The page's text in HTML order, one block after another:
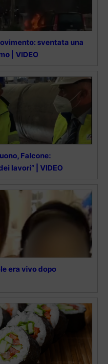
sventata una
| VIDEO
Falcone:
lavori” | VIDEO
era vivo dopo